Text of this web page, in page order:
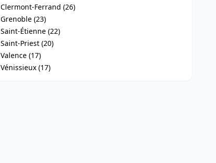
Clermont-Ferrand (26)
Grenoble (23)
Saint-Étienne (22)
Saint-Priest (20)
Valence (17)
Vénissieux (17)